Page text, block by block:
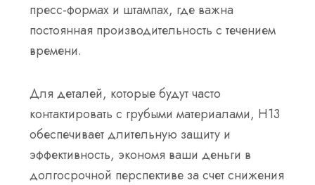
пресс-формах и штампах, где важна
постоянная производительность с течением
времени.
Для деталей, которые будут часто
контактировать с грубыми материалами, H13
обеспечивает длительную защиту и
эффективность, экономя ваши деньги в
долгосрочной перспективе за счет снижения